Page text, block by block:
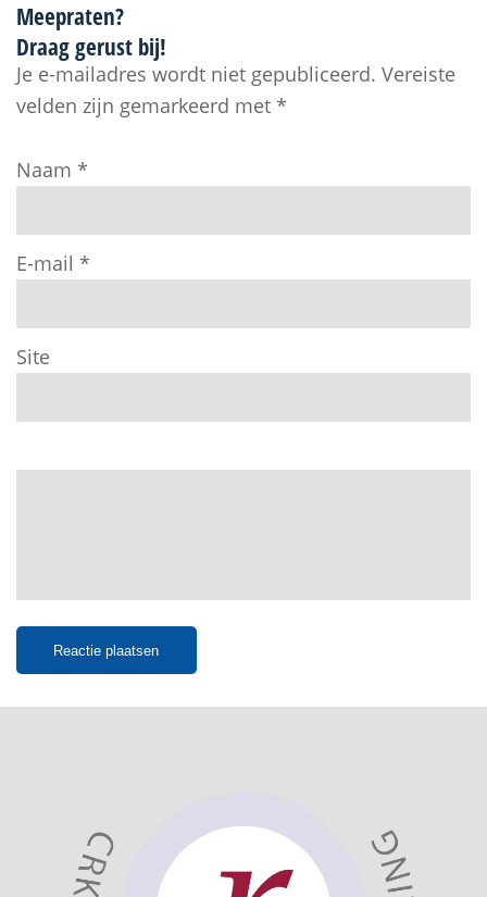
Meepraten?
Draag gerust bij!
Je e-mailadres wordt niet gepubliceerd. Vereiste
velden zijn gemarkeerd met *
Naam *
E-mail *
Site